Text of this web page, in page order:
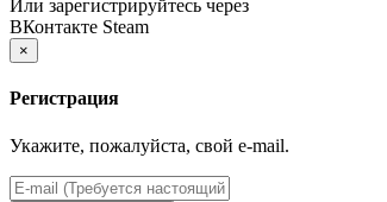
Или зарегистрируйтесь через
ВКонтакте Steam
×
Регистрация
Укажите, пожалуйста, свой e-mail.